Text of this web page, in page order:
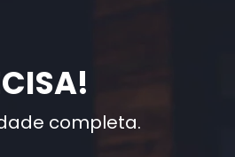
completa.